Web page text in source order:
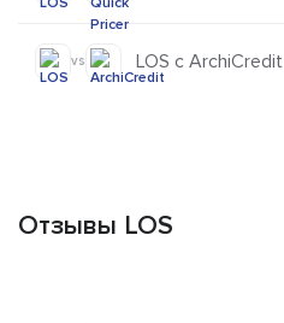
vs LOS с ArchiCredit
Отзывы LOS